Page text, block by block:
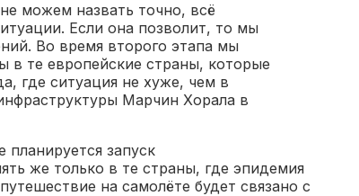
можем назвать точно, всё
Если она позволит, то мы
Во время второго этапа мы
те европейские страны, которые
где ситуация не хуже, чем в
Марчин Хорала в
запуск
же только в те страны, где эпидемия
на самолёте будет связано с